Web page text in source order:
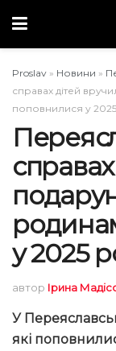
Proslav » Новини »
справах дітей
поповнилися у
у 2025
автор Ірина
У
які